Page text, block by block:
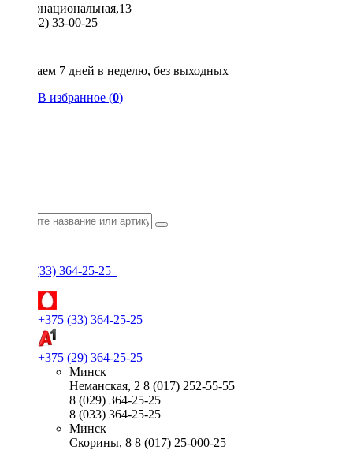
Интернациональная,13
8 (0232) 33-00-25
Работаем 7 дней в неделю, без выходных
В избранное (0)
+375 (33) 364-25-25
+375 (33) 364-25-25
+375 (29) 364-25-25
Минск
Неманская, 2 8 (017) 252-55-55
8 (029) 364-25-25
8 (033) 364-25-25
Минск
Скорины, 8 8 (017) 25-000-25